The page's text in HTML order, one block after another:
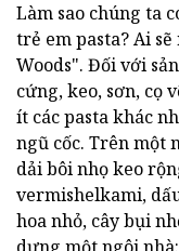
Làm sao chúng ta
trẻ em pasta? Ai
Woods". Đối với
cứng, keo, sơn, cọ
ít các pasta khác
ngũ cốc. Trên một
dải bôi nhọ keo
vermishelkami,
hoa nhỏ, cây bụi